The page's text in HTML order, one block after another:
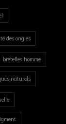
des ongles
bretelles homme
naturels